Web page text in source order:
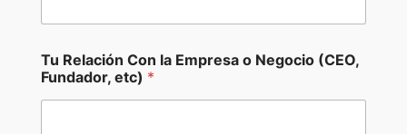
r
s
a
Tu Relación Con la Empresa o Negocio (CEO,
Fundador, etc) *